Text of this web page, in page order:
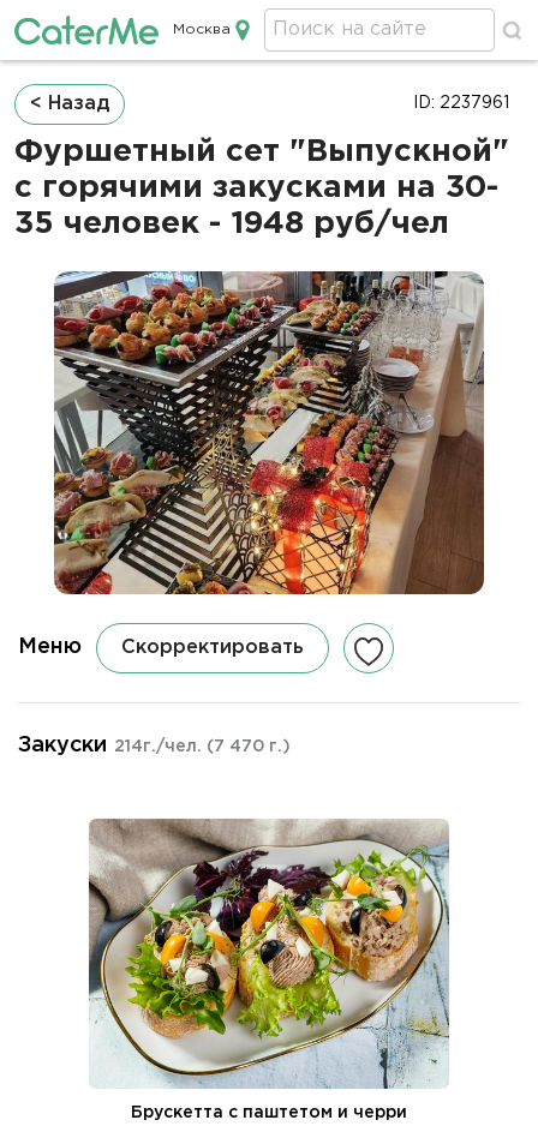
Кейтеринг в Москве
Москва
Строка
навигации
< Назад
Фуршетный сет "Выпускной"
с горячими закусками на 30-
35 человек - 1948 руб/чел
ID: 2237961
Меню Скорректировать
Закуски 214г./чел. (7 470 г.)
Брускетта с паштетом и черри